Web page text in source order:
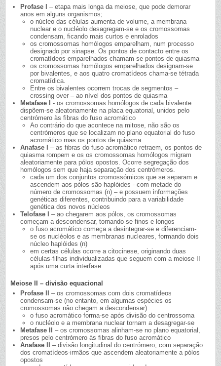
Profase I
– etapa mais longa da meiose, que pode demorar
anos em alguns organismos;
o núcleo das células aumenta de volume, a membrana
nuclear e o nucléolo desagregam-se e os cromossomas
condensam, ficando mais curtos e enrolados
os cromossomas homólogos emparelham, num processo
designado por sinapse. Os pontos de contacto entre os
cromatídeos emparelhados chamam-se pontos de quiasma
os cromossomas homólogos emparelhados designam-se
por bivalentes, e aos quatro cromatídeos chama-se tétrada
cromatídica.
Entre os bivalentes ocorrem trocas de segmentos –
crossing over – ao nível dos pontos de quiasma
Metafase I
- os cromossomas homólogos de cada bivalente
dispõem-se aleatoriamente na placa equatorial, unidos pelo
centrómero às fibras do fuso acromático
Ao contrário do que acontece na mitose, não são os
centrómeros que se localizam no plano equatorial do fuso
acromático mas os pontos de quiasma
Anafase I
– as fibras do fuso acromático retraem, os pontos de
quiasma rompem e os os cromossomas homólogos migram
aleatoriamente para pólos opostos. Ocorre segregação dos
homólogos sem que haja separação dos centrómeros.
cada um dos conjuntos cromossómicos que se separam e
ascendem aos pólos são haplóides - com metade do
número de cromossomas (n) – e possuem informações
genéticas diferentes, contribuindo para a variabilidade
genética dos novos núcleos
Telofase I
– ao chegarem aos pólos, os cromossomas
começam a descondensar, tornando-se finos e longos
o fuso acromático começa a desintegrar-se e diferenciam-
se os nucléolos e as membranas nucleares, formando dois
núcleo haplóides (n)
em certas células ocorre a citocinese, originando duas
células-filhas individualizadas que seguem com a meiose II
após uma curta interfase
Meiose II – divisão equacional
Profase II
– os cromossomas com dois cromatídeos
condensam-se (no entanto, em algumas espécies os
cromossomas não chegam a descondensar)
o fuso acromático forma-se após divisão do centrossoma
o nucléolo e a membrana nuclear tornam a desagregar-se
Metafase II
– os cromossomas alinham-se no plano equatorial,
presos pelo centrómero às fibras do fuso acromático
Anafase II
– divisão longitudinal do centrómero, com separação
dos cromatídeos-irmãos que ascendem aleatoriamente a pólos
opostos